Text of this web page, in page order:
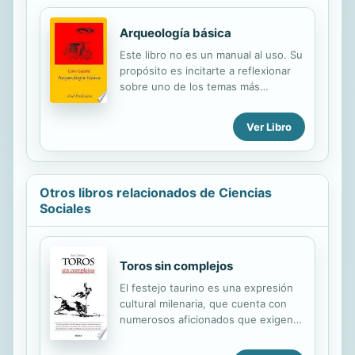
Arqueología básica
Este libro no es un manual al uso. Su
propósito es incitarte a reflexionar
sobre uno de los temas más
investigación delpasado de los seres
Ver Libro
Otros libros relacionados de Ciencias
Sociales
Toros sin complejos
El festejo taurino es una expresión
cultural milenaria, que cuenta con
numerosos aficionados que exigen
Nadie tiene la obligación de